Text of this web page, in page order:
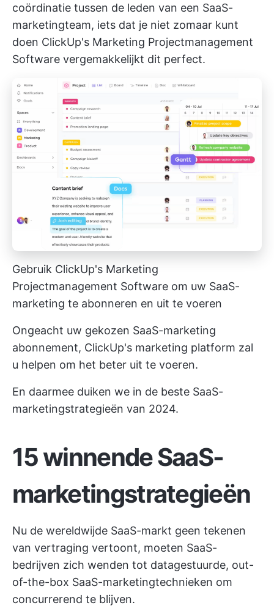
coördinatie tussen de leden van een SaaS-
marketingteam, iets dat je niet zomaar kunt
doen ClickUp's Marketing Projectmanagement
Software vergemakkelijkt dit perfect.
Gebruik ClickUp's Marketing
Projectmanagement Software om uw SaaS-
marketing te abonneren en uit te voeren
Ongeacht uw gekozen SaaS-marketing
abonnement, ClickUp's marketing platform zal
u helpen om het beter uit te voeren.
En daarmee duiken we in de beste SaaS-
marketingstrategieën van 2024.
15 winnende SaaS-
marketingstrategieën
Nu de wereldwijde SaaS-markt geen tekenen
van vertraging vertoont, moeten SaaS-
bedrijven zich wenden tot datagestuurde, out-
of-the-box SaaS-marketingtechnieken om
concurrerend te blijven.